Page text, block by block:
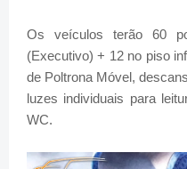
Os veículos terão 60
(Executivo) + 12 no piso
de Poltrona Móvel,
luzes individuais para
WC.